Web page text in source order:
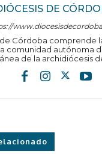
DE
Córdoba comprende
comunidad autónoma
de la archidiócesis